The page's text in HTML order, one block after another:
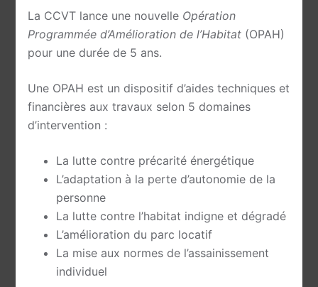
La CCVT lance une nouvelle Opération
Programmée d’Amélioration de l’Habitat(OPAH)
pour une durée de 5 ans.
Une OPAH est un dispositif d’aides techniques et
financières aux travaux selon 5 domaines
d’intervention :
La lutte contre précarité énergétique
L’adaptation à la perte d’autonomie de la
personne
La lutte contre l’habitat indigne et dégradé
L’amélioration du parc locatif
La mise aux normes de l’assainissement
individuel